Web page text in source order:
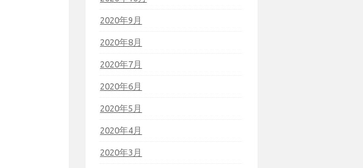
2020年9月
2020年8月
2020年7月
2020年6月
2020年5月
2020年4月
2020年3月